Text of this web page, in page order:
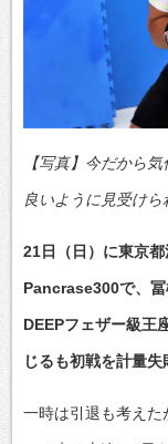
【写真】今だから
良いように見受け
21日（日）に東京
Pancrase300で、
DEEPフェザー級王
じるも初戦を計量失
一時は引退も考え